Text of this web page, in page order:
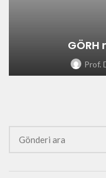
Prof.